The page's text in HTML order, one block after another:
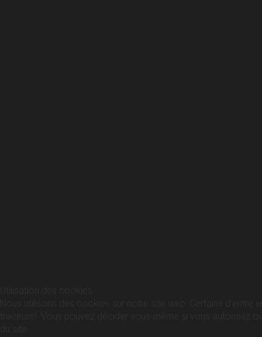
Nous utilisons des cookies sur notre site web. Certains
traceurs). Vous pouvez décider vous-même si vous autorisez